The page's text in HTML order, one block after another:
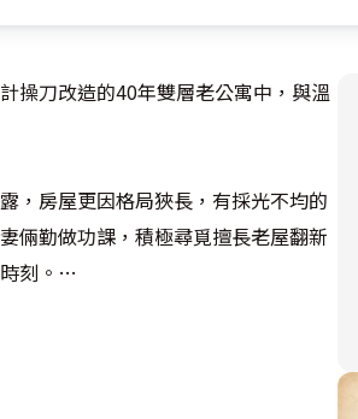
操刀改造的40年雙層老公寓中，與溫
，房屋更因格局狹長，有採光不均的
倆勤做功課，積極尋覓擅長老屋翻新
刻。
方訂製小玻璃屏風加強隱私性，讓屋